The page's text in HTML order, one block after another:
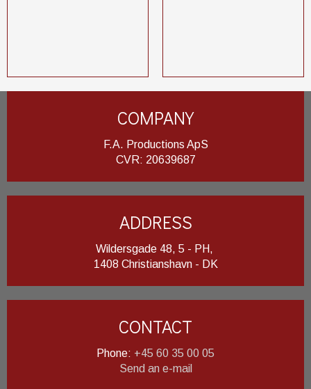
COMPANY
F.A. Productions ApS
​CVR: 20639687
ADDRESS
Wildersgade 48, 5 - PH,
1408 Christianshavn - DK
CONTACT
Phone: +45 60 35 00 05
Send an e-mail